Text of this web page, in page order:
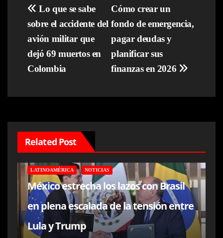
Navegación
de
entradas
Cómo crear un
fondo de emergencia,
pagar deudas y
planificar sus
finanzas en 2026
Lo que se sabe
sobre el accidente del
avión militar que
dejó 69 muertos en
Colombia
Related Post
LATINOAMÉRICA NOTICIAS
México estrecha los lazos con Brasil
en plena escalada de la tensión entre
Lula y Trump